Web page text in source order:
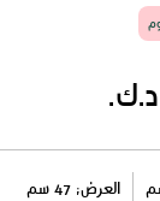
العرض: 47 سم